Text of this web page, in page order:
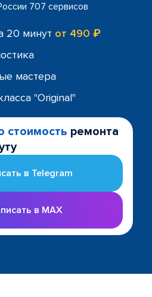
707 сервисов
20 минут от 490 ₽
мастера
"Original"
стоимость ремонта
в Telegram
в MAX